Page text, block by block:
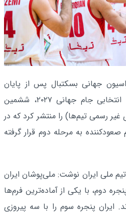
جهانی بسکتبال پس از پایان
پنجره سوم و مرحله نخست انتخابی جام جهانی ۲۰۲۷، ششمین
غیر رسمی تیم‌ها) را منتشر کرد که در
در رتبه پنجم ۱۲ تیم صعودکننده به مرحله دوم قرار گرفته
تیم ملی ایران نوشت: ملی‌پوشان ایران
دوم، با یکی از آماده‌ترین فرم‌ها
ایران پنجره سوم را با سه پیروزی